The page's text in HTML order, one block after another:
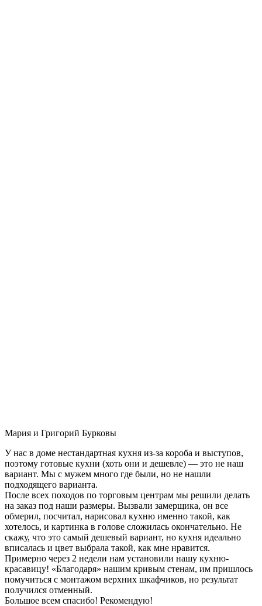
Мария и Григорий Бурковы
У нас в доме нестандартная кухня из-за короба и выступов,
поэтому готовые кухни (хоть они и дешевле) — это не наш
вариант. Мы с мужем много где были, но не нашли
подходящего варианта.
После всех походов по торговым центрам мы решили делать
на заказ под наши размеры. Вызвали замерщика, он все
обмерил, посчитал, нарисовал кухню именно такой, как
хотелось, и картинка в голове сложилась окончательно. Не
скажу, что это самый дешевый вариант, но кухня идеально
вписалась и цвет выбрала такой, как мне нравится.
Примерно через 2 недели нам установили нашу кухню-
красавицу! «Благодаря» нашим кривым стенам, им пришлось
помучиться с монтажом верхних шкафчиков, но результат
получился отменный.
Большое всем спасибо! Рекомендую!